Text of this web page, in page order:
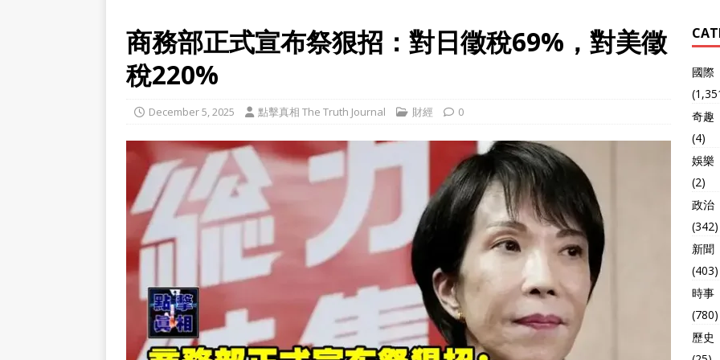
商務部正式宣布祭狠招：對日徵稅69%，對美徵
稅220%
December 5, 2025 點擊真相 The Truth Journal 財經 0
國際
奇趣
(4)
娛樂
(2)
政治
(342)
新聞
(403)
時事
(780)
歷史